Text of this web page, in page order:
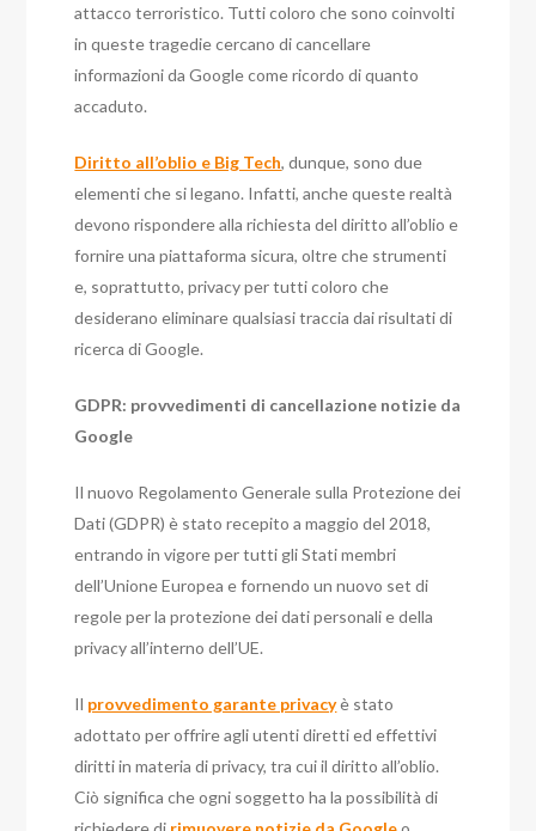
attacco terroristico. Tutti coloro che sono coinvolti
in queste tragedie cercano di cancellare
informazioni da Google come ricordo di quanto
accaduto.
Diritto all’oblio e Big Tech, dunque, sono due
elementi che si legano. Infatti, anche queste realtà
devono rispondere alla richiesta del diritto all’oblio e
fornire una piattaforma sicura, oltre che strumenti
e, soprattutto, privacy per tutti coloro che
desiderano eliminare qualsiasi traccia dai risultati di
ricerca di Google.
GDPR: provvedimenti di cancellazione notizie da
Google
Il nuovo Regolamento Generale sulla Protezione dei
Dati (GDPR) è stato recepito a maggio del 2018,
entrando in vigore per tutti gli Stati membri
dell’Unione Europea e fornendo un nuovo set di
regole per la protezione dei dati personali e della
privacy all’interno dell’UE.
Il provvedimento garante privacyè stato
adottato per offrire agli utenti diretti ed effettivi
diritti in materia di privacy, tra cui il diritto all’oblio.
Ciò significa che ogni soggetto ha la possibilità di